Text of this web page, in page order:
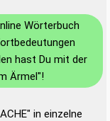
Wörterbuch
hast Du mit der
Ärmel"!
in einzelne